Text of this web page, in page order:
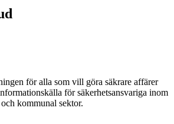
för alla som vill göra säkrare affärer
för säkerhets­ansvariga inom
kommunal sektor.